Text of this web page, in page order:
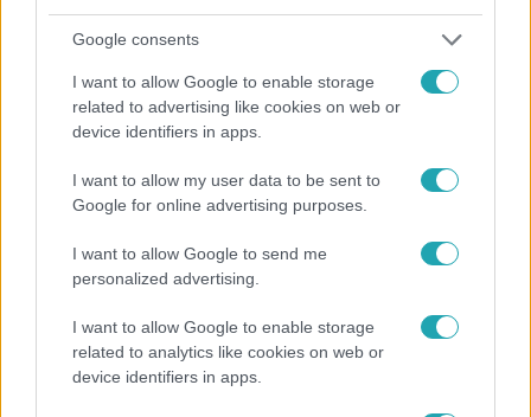
Google consents
I want to allow Google to enable storage
related to advertising like cookies on web or
device identifiers in apps.
I want to allow my user data to be sent to
Google for online advertising purposes.
I want to allow Google to send me
personalized advertising.
I want to allow Google to enable storage
related to analytics like cookies on web or
device identifiers in apps.
EGÉSZSÉGES ÉLETMÓD
Népszerű